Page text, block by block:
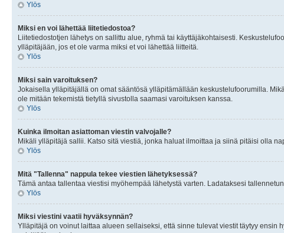
Ylös
Miksi en voi lähettää liitetiedostoa?
Liitetiedostotjen lähetys on sallittu alue, ryhmä tai käyttäjäkohtaisesti.
ylläpitäjään, jos et ole varma miksi et voi lähettää liitteitä.
Ylös
Miksi sain varoituksen?
Jokaisella ylläpitäjällä on omat sääntösä ylläpitämällään keskustelufoorumilla.
ole mitään tekemistä tietyllä sivustolla saamasi varoituksen kanssa.
Ylös
Kuinka ilmoitan asiattoman viestin valvojalle?
Mikäli ylläpitäjä sallii. Katso sitä viestiä, jonka haluat ilmoittaa ja siinä pitäisi olla
Ylös
Mitä "Tallenna" nappula tekee viestien lähetyksessä?
Tämä antaa tallentaa viestisi myöhempää lähetystä varten. Ladataksesi
Ylös
Miksi viestini vaatii hyväksynnän?
Ylläpitäjä on voinut laittaa alueen sellaiseksi, että sinne tulevat viestit täytyy ensin